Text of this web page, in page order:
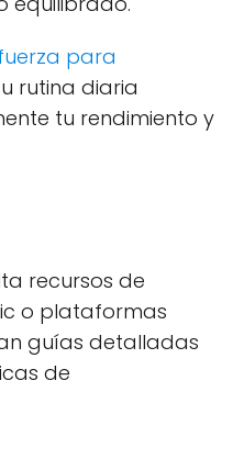
para
rutina diaria
tu rendimiento y
recursos de
o plataformas
guías detalladas
de